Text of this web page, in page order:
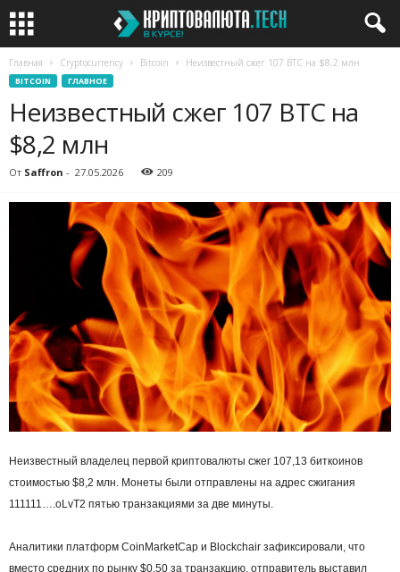
Главная Cryptocurrency Bitcoin Неизвестный сжег 107 BTC на $8,2 млн
BITCOIN ГЛАВНОЕ
Неизвестный сжег 107 BTC на
$8,2 млн
От Saffron - 27.05.2026 209
Неизвестный владелец первой криптовалюты сжег 107,13 биткоинов
стоимостью $8,2 млн. Монеты были отправлены на адрес сжигания
111111….oLvT2 пятью транзакциями за две минуты.
Аналитики платформ CoinMarketCap и Blockchair зафиксировали, что
вместо средних по рынку $0,50 за транзакцию, отправитель выставил